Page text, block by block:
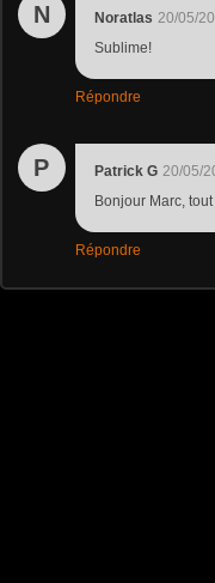
N Noratlas 20/05/
Sublime!
Répondre
P Patrick G 20/05/
Bonjour Marc,
Répondre